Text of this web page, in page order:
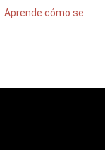
Aprende cómo se